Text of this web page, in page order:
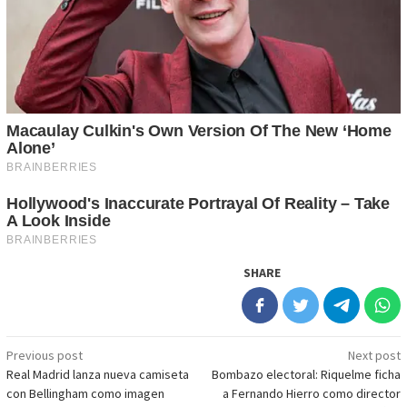
SHARE
Post
navigation
Previous post
Real Madrid lanza nueva camiseta
con Bellingham como imagen
Next post
Bombazo electoral: Riquelme ficha
a Fernando Hierro como director